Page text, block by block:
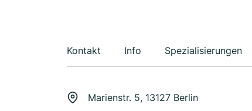
Kontakt Info Spezialisierungen
Marienstr. 5, 13127 Berlin